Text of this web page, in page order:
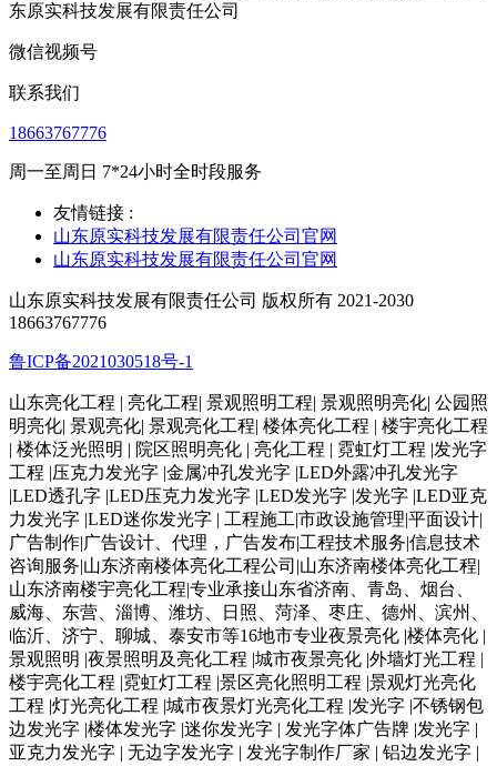
微信视频号
联系我们
18663767776
周一至周日 7*24小时全时段服务
友情链接 :
山东原实科技发展有限责任公司官网
山东原实科技发展有限责任公司官网
山东原实科技发展有限责任公司 版权所有 2021-2030
18663767776
鲁ICP备2021030518号-1
山东亮化工程 | 亮化工程| 景观照明工程| 景观照明亮化| 公园照
明亮化| 景观亮化| 景观亮化工程| 楼体亮化工程 | 楼宇亮化工程
| 楼体泛光照明 | 院区照明亮化 | 亮化工程 | 霓虹灯工程 |发光字
工程 |压克力发光字 |金属冲孔发光字 |LED外露冲孔发光字
|LED透孔字 |LED压克力发光字 |LED发光字 |发光字 |LED亚克
力发光字 |LED迷你发光字 | 工程施工|市政设施管理|平面设计|
广告制作|广告设计、代理，广告发布|工程技术服务|信息技术
咨询服务|山东济南楼体亮化工程公司|山东济南楼体亮化工程|
山东济南楼宇亮化工程|专业承接山东省济南、青岛、烟台、
威海、东营、淄博、潍坊、日照、菏泽、枣庄、德州、滨州、
临沂、济宁、聊城、泰安市等16地市专业夜景亮化 |楼体亮化 |
景观照明 |夜景照明及亮化工程 |城市夜景亮化 |外墙灯光工程 |
楼宇亮化工程 |霓虹灯工程 |景区亮化照明工程 |景观灯光亮化
工程 |灯光亮化工程 |城市夜景灯光亮化工程 |发光字 |不锈钢包
边发光字 |楼体发光字 |迷你发光字 | 发光字体广告牌 |发光字 |
亚克力发光字 | 无边字发光字 | 发光字制作厂家 | 铝边发光字 |